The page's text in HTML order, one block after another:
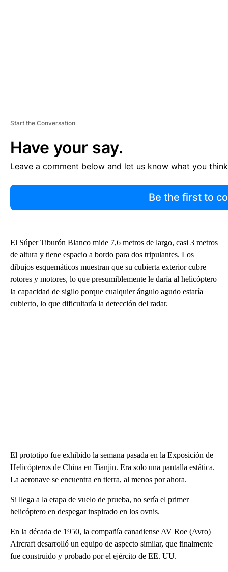
Start the Conversation
Have your say.
Leave a comment below and let us know what you
Be the first to
El Súper Tiburón Blanco mide 7,6 metros de largo, casi 3 metros
de altura y tiene espacio a bordo para dos tripulantes. Los
dibujos esquemáticos muestran que su cubierta exterior cubre
rotores y motores, lo que presumiblemente le daría al helicóptero
la capacidad de sigilo porque cualquier ángulo agudo estaría
cubierto, lo que dificultaría la detección del radar.
El prototipo fue exhibido la semana pasada en la Exposición de
Helicópteros de China en Tianjin. Era solo una pantalla estática.
La aeronave se encuentra en tierra, al menos por ahora.
Si llega a la etapa de vuelo de prueba, no sería el primer
helicóptero en despegar inspirado en los ovnis.
En la década de 1950, la compañía canadiense AV Roe (Avro)
Aircraft desarrolló un equipo de aspecto similar, que finalmente
fue construido y probado por el ejército de EE. UU.